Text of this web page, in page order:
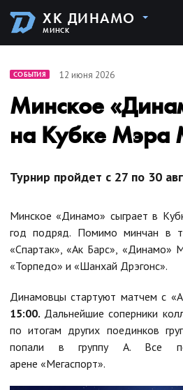
ХК ДИНАМО
МИНСК
СОБЫТИЯ 12 июня 2026
Минское
на Кубке Мэра
Турнир пройдет с 27 по 30
Минское «Динамо» сыграет в
год подряд. Помимо минчан в
«Спартак», «Ак Барс», «Динамо»
«Торпедо» и «Шанхай Дрэгонс».
Динамовцы стартуют матчем с
15:00. Дальнейшие соперники
по итогам других поединков
попали в группу А. Все
арене «Мегаспорт».